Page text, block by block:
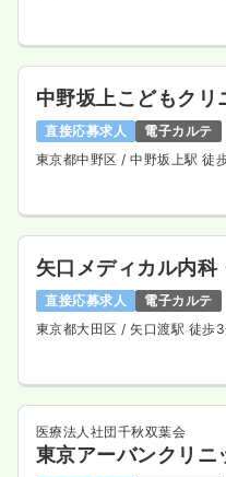
中野坂上こどもクリ
直接応募求人
電子カルテ
東京都中野区/ 中野坂上駅 徒
矢口メディカル内科
直接応募求人
電子カルテ
東京都大田区/ 矢口渡駅 徒歩
医療法人社団千秋双葉会
東京アーバンクリニ